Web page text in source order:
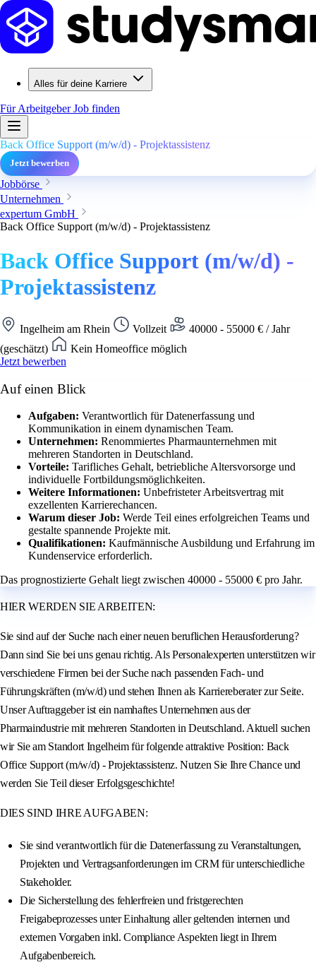
Alles für deine Karriere
Für ArbeitgeberJob finden
Back Office Support (m/w/d) - Projektassistenz
Jetzt bewerben
Jobbörse
Unternehmen
expertum GmbH
Back Office Support (m/w/d) - Projektassistenz
Back Office Support (m/w/d) -
Projektassistenz
Ingelheim am Rhein Vollzeit
40000 - 55000 € / Jahr
(geschätzt)
Kein Homeoffice möglich
Jetzt bewerben
Auf einen Blick
Aufgaben: Verantwortlich für Datenerfassung und
Kommunikation in einem dynamischen Team.
Unternehmen: Renommiertes Pharmaunternehmen mit
mehreren Standorten in Deutschland.
Vorteile: Tarifliches Gehalt, betriebliche Altersvorsorge und
individuelle Fortbildungsmöglichkeiten.
Weitere Informationen: Unbefristeter Arbeitsvertrag mit
exzellenten Karrierechancen.
Warum dieser Job: Werde Teil eines erfolgreichen Teams und
gestalte spannende Projekte mit.
Qualifikationen: Kaufmännische Ausbildung und Erfahrung im
Kundenservice erforderlich.
Das prognostizierte Gehalt liegt zwischen 40000 - 55000 € pro Jahr.
HIER WERDEN SIE ARBEITEN:
Sie sind auf der Suche nach einer neuen beruflichen Herausforderung?
Dann sind Sie bei uns genau richtig. Als Personalexperten unterstützen wir
verschiedene Firmen bei der Suche nach passenden Fach- und
Führungskräften (m/w/d) und stehen Ihnen als Karriereberater zur Seite.
Unser Auftraggeber ist ein namhaftes Unternehmen aus der
Pharmaindustrie mit mehreren Standorten in Deutschland. Aktuell suchen
wir Sie am Standort Ingelheim für folgende attraktive Position: Back
Office Support (m/w/d) - Projektassistenz. Nutzen Sie Ihre Chance und
werden Sie Teil dieser Erfolgsgeschichte!
DIES SIND IHRE AUFGABEN:
Sie sind verantwortlich für die Datenerfassung zu Veranstaltungen,
Projekten und Vertragsanforderungen im CRM für unterschiedliche
Stakeholder.
Die Sicherstellung des fehlerfreien und fristgerechten
Freigabeprozesses unter Einhaltung aller geltenden internen und
externen Vorgaben inkl. Compliance Aspekten liegt in Ihrem
Aufgabenbereich.